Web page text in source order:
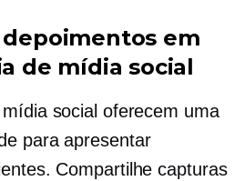
em
de mídia social
social oferecem uma
para apresentar
Compartilhe capturas